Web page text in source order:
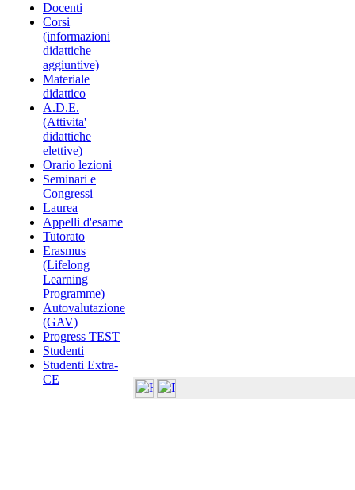
Docenti
Corsi
(informazioni
didattiche
aggiuntive)
Materiale
didattico
A.D.E.
(Attivita'
didattiche
elettive)
Orario lezioni
Seminari e
Congressi
Laurea
Appelli d'esame
Tutorato
Erasmus
(Lifelong
Learning
Programme)
Autovalutazione
(GAV)
Progress TEST
Studenti
Studenti Extra-
CE